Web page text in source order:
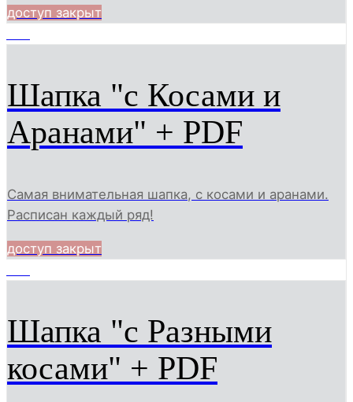
доступ закрыт
Шапка "с Косами и
Аранами" + PDF
Самая внимательная шапка, с косами и аранами.
Расписан каждый ряд!
доступ закрыт
Шапка "с Разными
косами" + PDF